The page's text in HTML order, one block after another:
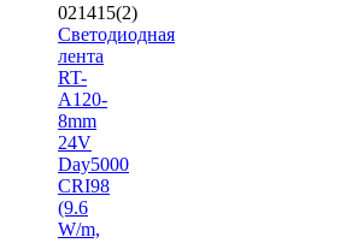
021415(2)
Светодиодная
лента
RT-
A120-
8mm
24V
Day5000
CRI98
(9.6
W/m,